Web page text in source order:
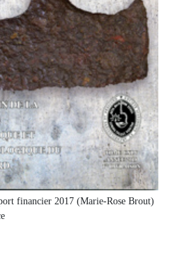
financier 2017 (Marie-Rose Brout)